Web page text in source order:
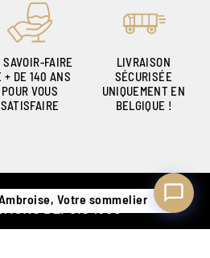
SAVOIR-FAIRE
+ DE 140 ANS
POUR VOUS
SATISFAIRE
LIVRAISON
SÉCURISÉE
UNIQUEMENT EN
BELGIQUE !
DEPUIS 1886
Votre sommelier